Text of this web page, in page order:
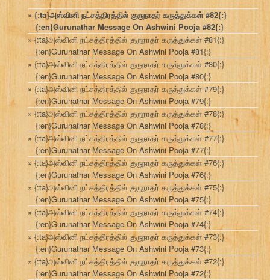
{:ta}அஸ்வினி நட்சத்திரத்தில் குருநாதர் கருத்துக்கள் #82{:}
{:en}Gurunathar Message On Ashwini Pooja #82{:}
{:ta}அஸ்வினி நட்சத்திரத்தில் குருநாதர் கருத்துக்கள் #81{:}
{:en}Gurunathar Message On Ashwini Pooja #81{:}
{:ta}அஸ்வினி நட்சத்திரத்தில் குருநாதர் கருத்துக்கள் #80{:}
{:en}Gurunathar Message On Ashwini Pooja #80{:}
{:ta}அஸ்வினி நட்சத்திரத்தில் குருநாதர் கருத்துக்கள் #79{:}
{:en}Gurunathar Message On Ashwini Pooja #79{:}
{:ta}அஸ்வினி நட்சத்திரத்தில் குருநாதர் கருத்துக்கள் #78{:}
{:en}Gurunathar Message On Ashwini Pooja #78{:}
{:ta}அஸ்வினி நட்சத்திரத்தில் குருநாதர் கருத்துக்கள் #77{:}
{:en}Gurunathar Message On Ashwini Pooja #77{:}
{:ta}அஸ்வினி நட்சத்திரத்தில் குருநாதர் கருத்துக்கள் #76{:}
{:en}Gurunathar Message On Ashwini Pooja #76{:}
{:ta}அஸ்வினி நட்சத்திரத்தில் குருநாதர் கருத்துக்கள் #75{:}
{:en}Gurunathar Message On Ashwini Pooja #75{:}
{:ta}அஸ்வினி நட்சத்திரத்தில் குருநாதர் கருத்துக்கள் #74{:}
{:en}Gurunathar Message On Ashwini Pooja #74{:}
{:ta}அஸ்வினி நட்சத்திரத்தில் குருநாதர் கருத்துக்கள் #73{:}
{:en}Gurunathar Message On Ashwini Pooja #73{:}
{:ta}அஸ்வினி நட்சத்திரத்தில் குருநாதர் கருத்துக்கள் #72{:}
{:en}Gurunathar Message On Ashwini Pooja #72{:}